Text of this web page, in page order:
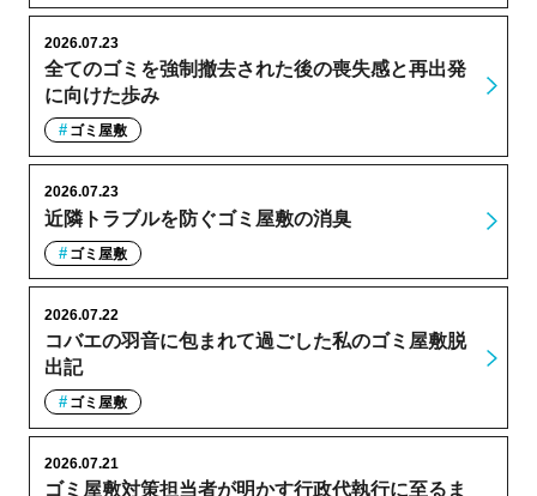
全てのゴミを強制撤去された後の喪失感と再出発
に向けた歩み
2026.07.23
ゴミ屋敷
近隣トラブルを防ぐゴミ屋敷の消臭
2026.07.23
ゴミ屋敷
コバエの羽音に包まれて過ごした私のゴミ屋敷脱
出記
2026.07.22
ゴミ屋敷
ゴミ屋敷対策担当者が明かす行政代執行に至るま
2026.07.21